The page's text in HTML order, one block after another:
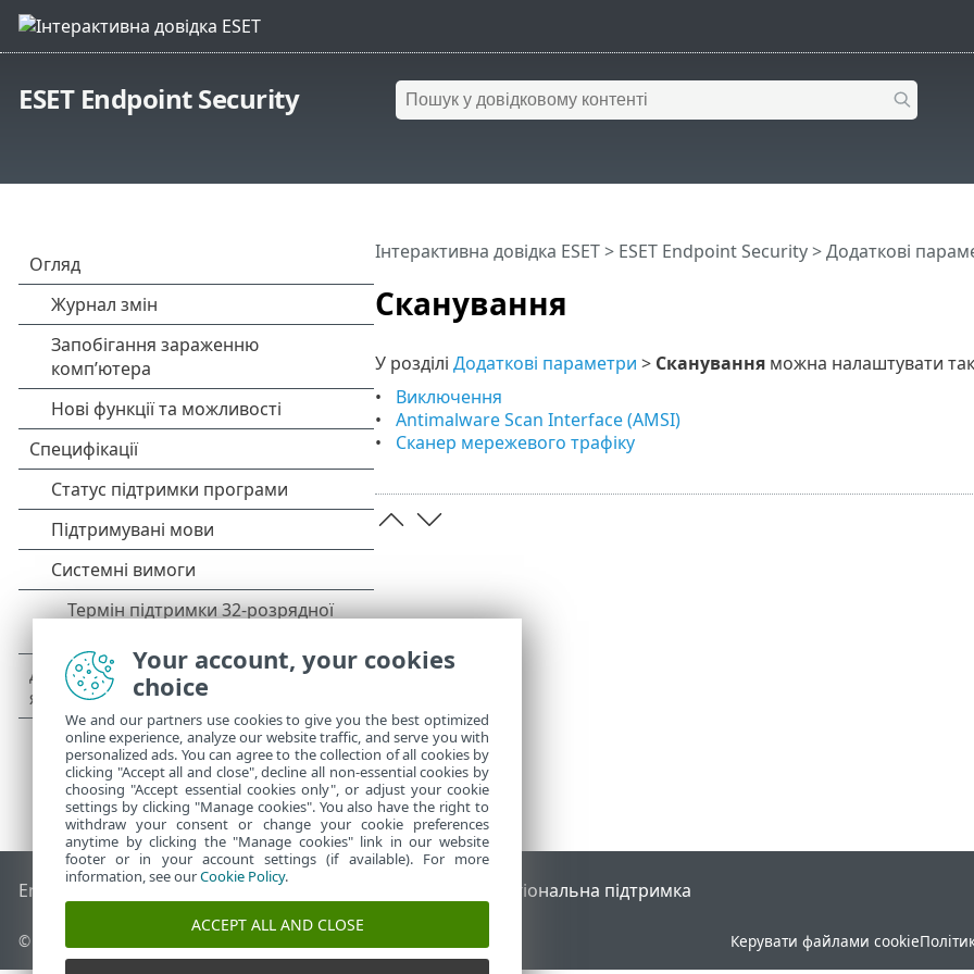
ESET Endpoint Security
Сканування
Інтерактивна довідка ESET> ESET Endpoint Security>Додаткові
У розділі Додаткові параметри > Скануванняможна налаштувати
Виключення
Antimalware Scan Interface (AMSI)
Сканер мережевого трафіку
End of Life База знань ESET Форум ESET Регіональна підтримка
© 1992 - 2026 ESET, spol. s r.o. - Усі права захищено. Керувати файлами cookie
Your account, your cookies
choice
We and our partners use cookies to give you the best optimized
online experience, analyze our website traffic, and serve you with
personalized ads. You can agree to the collection of all cookies by
clicking "Accept all and close", decline all non-essential cookies by
choosing "Accept essential cookies only", or adjust your cookie
settings by clicking "Manage cookies". You also have the right to
withdraw your consent or change your cookie preferences
anytime by clicking the "Manage cookies" link in our website
footer or in your account settings (if available). For more
information, see ourCookie Policy.
ACCEPT ALL AND CLOSE